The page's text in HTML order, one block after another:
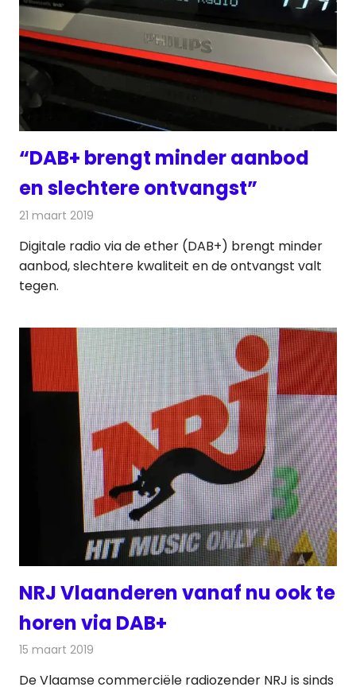
“DAB+ brengt minder aanbod
en slechtere ontvangst”
21 maart 2019
Digitale radio via de ether (DAB+) brengt minder
aanbod, slechtere kwaliteit en de ontvangst valt
tegen.
NRJ Vlaanderen vanaf nu ook te
horen via DAB+
15 maart 2019
De Vlaamse commerciële radiozender NRJ is sinds